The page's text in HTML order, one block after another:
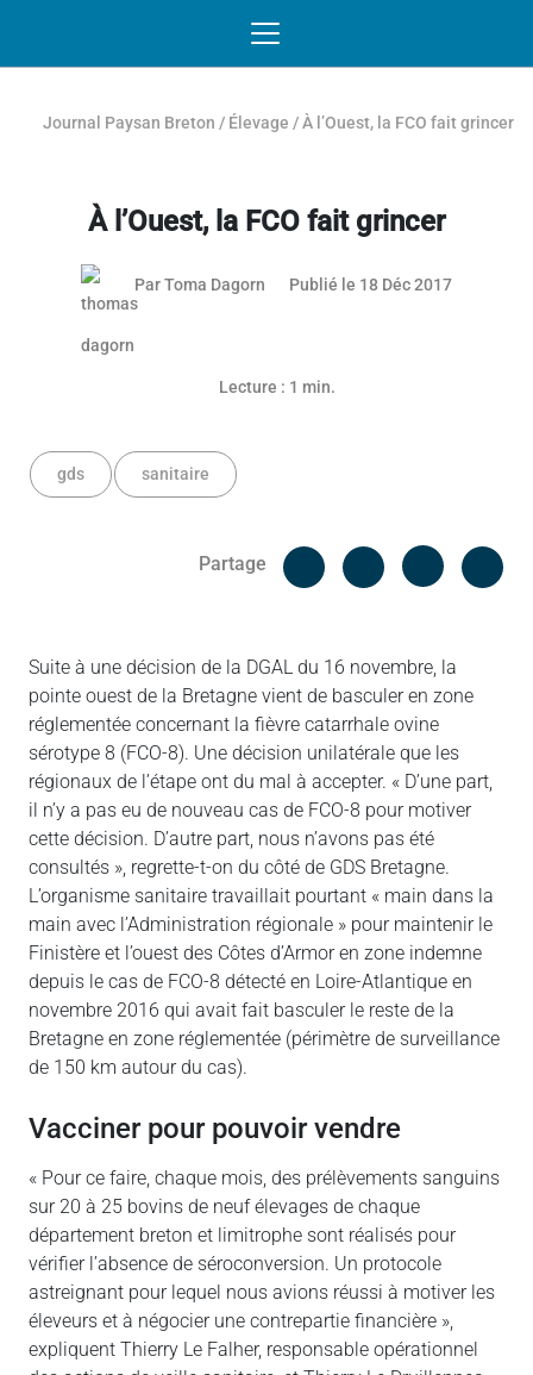
Journal Paysan Breton / Élevage /À l’Ouest, la FCO fait grincer
À l’Ouest, la FCO fait grincer
ParToma Dagorn Publié le 18 Déc 2017
Lecture : 1 min.
gds sanitaire
Partage
Facebook
Suite à une décision de la DGAL du 16 novembre, la
pointe ouest de la Bretagne vient de basculer en zone
réglementée concernant la fièvre catarrhale ovine
sérotype 8 (FCO-8). Une décision unilatérale que les
régionaux de l’étape ont du mal à accepter. « D’une part,
il n’y a pas eu de nouveau cas de FCO-8 pour motiver
cette décision. D’autre part, nous n’avons pas été
consultés », regrette-t-on du côté de GDS Bretagne.
L’organisme sanitaire travaillait pourtant « main dans la
main avec l’Administration régionale » pour maintenir le
Finistère et l’ouest des Côtes d’Armor en zone indemne
depuis le cas de FCO-8 détecté en Loire-Atlantique en
novembre 2016 qui avait fait basculer le reste de la
Bretagne en zone réglementée (périmètre de surveillance
de 150 km autour du cas).
Vacciner pour pouvoir vendre
« Pour ce faire, chaque mois, des prélèvements sanguins
sur 20 à 25 bovins de neuf élevages de chaque
département breton et limitrophe sont réalisés pour
vérifier l’absence de séroconversion. Un protocole
astreignant pour lequel nous avions réussi à motiver les
éleveurs et à négocier une contrepartie financière »,
expliquent Thierry Le Falher, responsable opérationnel